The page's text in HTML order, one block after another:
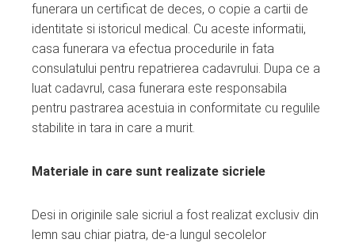
funerara un certificat de deces, o copie a cartii de
identitate si istoricul medical. Cu aceste informatii,
casa funerara va efectua procedurile in fata
consulatului pentru repatrierea cadavrului. Dupa ce a
luat cadavrul, casa funerara este responsabila
pentru pastrarea acestuia in conformitate cu regulile
stabilite in tara in care a murit.
Materiale in care sunt realizate sicriele
Desi in originile sale sicriul a fost realizat exclusiv din
lemn sau chiar piatra, de-a lungul secolelor